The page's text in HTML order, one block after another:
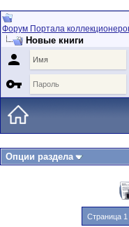
Форум Портала
Новые книги


Опции раздела
Страница 1